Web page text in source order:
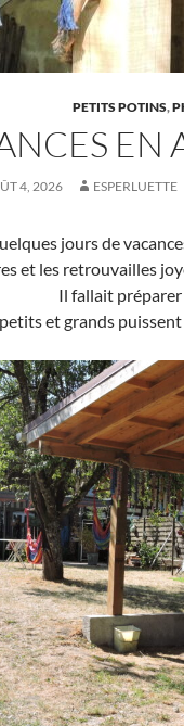
PETITS POTINS,
EN
4, 2026 ESPERLUETTE
jours de
et les retrouvailles
Il fallait
et grands